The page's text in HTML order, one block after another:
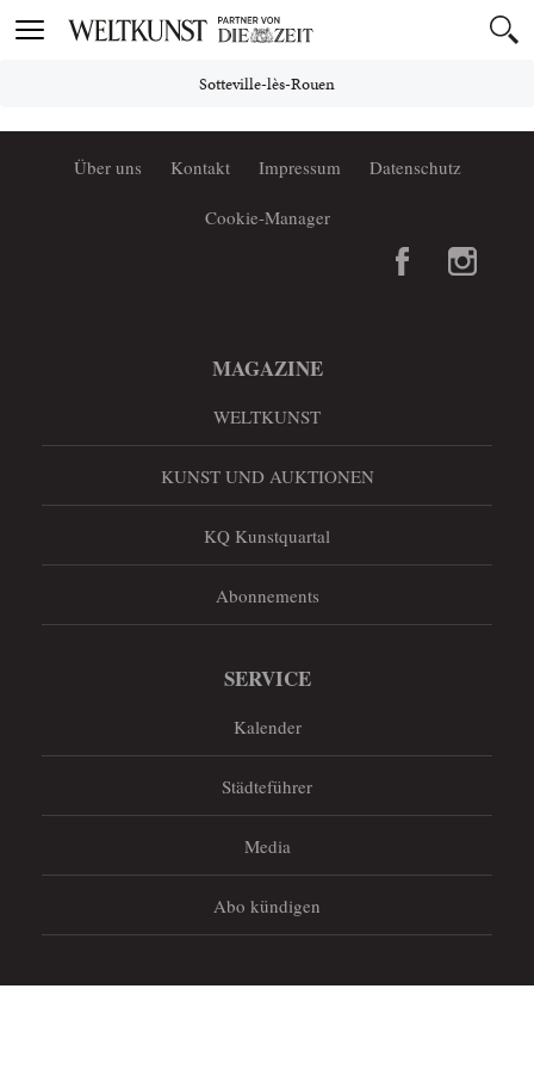
Toggle
Sotteville-lès-Rouen
Über uns Kontakt Impressum Datenschutz
Cookie-Manager
MAGAZINE
WELTKUNST
KUNST UND AUKTIONEN
KQ Kunstquartal
Abonnements
SERVICE
Kalender
Städteführer
Media
Abo kündigen